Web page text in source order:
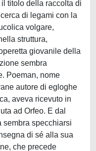
titolo della raccolta di
di legami con la
volgare,
struttura,
giovanile della
sembra
Poeman, nome
autore di egloghe
aveva ricevuto in
ad Orfeo. E dal
sembra specchiarsi
di sé alla sua
che precede